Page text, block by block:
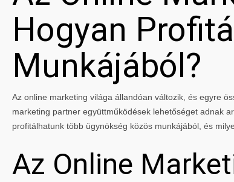
Hogyan
Munkájából?
Az online marketing világa állandóan változik, és egyre
marketing partner együttműködések lehetőséget adnak
profitálhatunk több ügynökség közös munkájából, és
Az Online